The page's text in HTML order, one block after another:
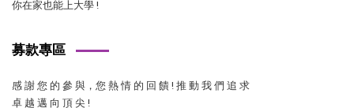
你在家也能上大學 !
募款專區
感 謝 您 的 參 與，您 熱 情 的 回 饋 ! 推 動 我 們 追 求
卓 越 邁 向 頂 尖 !